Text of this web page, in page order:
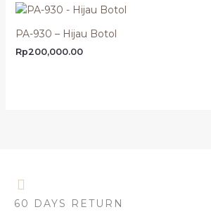
PA-930 – Hijau Botol
Rp200,000.00
60 DAYS RETURN